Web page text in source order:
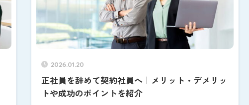
2026.01.20
正社員を辞めて契約社員へ｜メリット・デメリッ
トや成功のポイントを紹介